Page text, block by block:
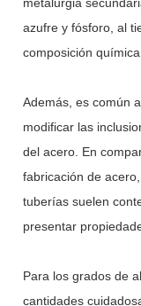
metalurgia
azufre y fósforo, al
composición
Además, es común
modificar las
del acero. En
fabricación de
tuberías suelen
presentar
Para los grados de
cantidades